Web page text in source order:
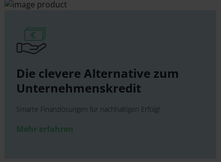
Die clevere Alter­native zum
Unternehmens­kredit
Smarte Finanzlösungen für nachhaltigen Erfolg!
Mehr erfahren